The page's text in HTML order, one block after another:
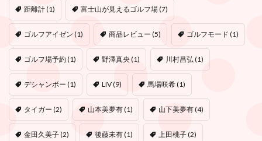
距離計(1) 富士山が見えるゴルフ場(7)
ゴルフアイゼン (1) 商品レビュー (5) ゴルフモード (1)
ゴルフ場予約(1) 野澤真央(1) 川村昌弘(1)
デシャンボー (1) LIV(9) 馬場咲希(1)
タイガー (2) 山本美夢有(1) 山下美夢有(4)
金田久美子(2) 後藤未有(1) 上田桃子(2)